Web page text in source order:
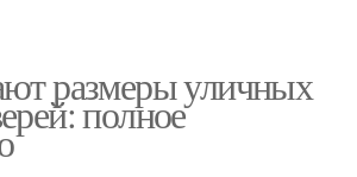
размеры уличных
полное